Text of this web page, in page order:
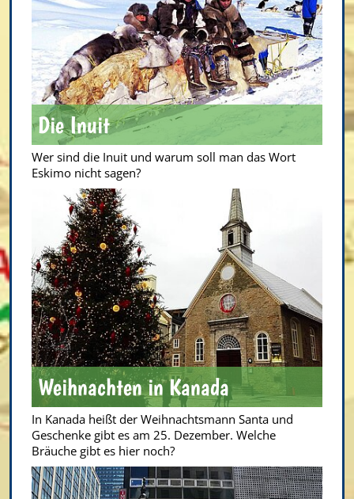
Die Inuit
Wer sind die Inuit und warum soll man das Wort
Eskimo nicht sagen?
Weihnachten in Kanada
In Kanada heißt der Weihnachtsmann Santa und
Geschenke gibt es am 25. Dezember. Welche
Bräuche gibt es hier noch?